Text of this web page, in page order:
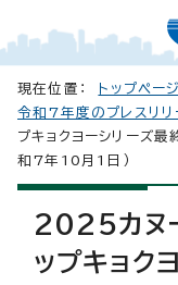
現在位置： トップページ
令和7年度のプレスリリ
プキョクヨーシリーズ
和7年10月1日）
2025カヌ
ップキョク